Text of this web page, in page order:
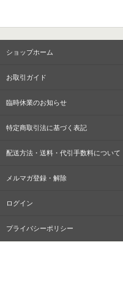
ショップホーム
お取引ガイド
臨時休業のお知らせ
特定商取引法に基づく表記
配送方法・送料・代引手数料について
メルマガ登録・解除
ログイン
プライバシーポリシー